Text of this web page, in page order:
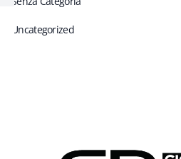
Uncategorized